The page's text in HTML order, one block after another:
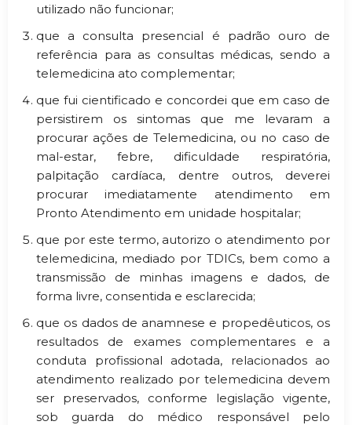
utilizado não funcionar;
que a consulta presencial é padrão ouro de
referência para as consultas médicas, sendo a
telemedicina ato complementar;
que fui cientificado e concordei que em caso de
persistirem os sintomas que me levaram a
procurar ações de Telemedicina, ou no caso de
mal-estar, febre, dificuldade respiratória,
palpitação cardíaca, dentre outros, deverei
procurar imediatamente atendimento em
Pronto Atendimento em unidade hospitalar;
que por este termo, autorizo o atendimento por
telemedicina, mediado por TDICs, bem como a
transmissão de minhas imagens e dados, de
forma livre, consentida e esclarecida;
que os dados de anamnese e propedêuticos, os
resultados de exames complementares e a
conduta profissional adotada, relacionados ao
atendimento realizado por telemedicina devem
ser preservados, conforme legislação vigente,
sob guarda do médico responsável pelo